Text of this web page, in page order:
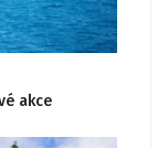
akce